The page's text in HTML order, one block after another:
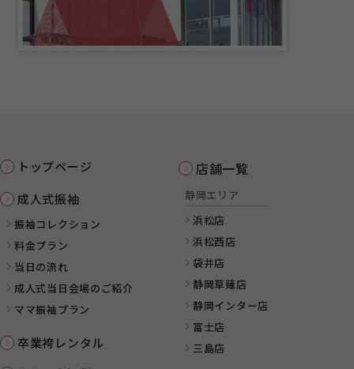
トップページ
成人式振袖
振袖コレクション
料金プラン
当日の流れ
成人式当日会場のご紹介
ママ振袖プラン
卒業袴レンタル
店舗一覧
静岡エリア
浜松店
浜松西店
袋井店
静岡草薙店
静岡インター店
富士店
三島店